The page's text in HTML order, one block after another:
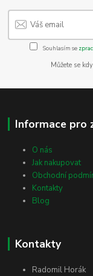
Souhlasím se
Můžete se
Informace pro
O nás
Jak nakupovat
Obchodní
Kontakty
Blog
Kontakty
Radomil Horák